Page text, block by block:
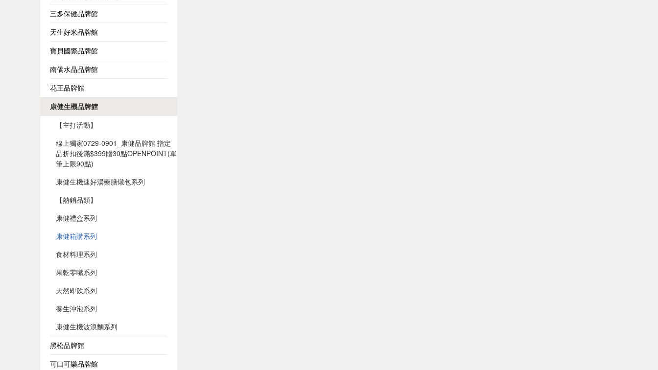
三多保健品牌館
天生好米品牌館
寶貝國際品牌館
南僑水晶品牌館
花王品牌館
康健生機品牌館
【主打活動】
線上獨家0729-0901_康健品牌館 指定
品折扣後滿$399贈30點OPENPOINT(單
筆上限90點)​
康健生機速好湯藥膳燉包系列
【熱銷品類】
康健禮盒系列
康健箱購系列
食材料理系列
果乾零嘴系列
天然即飲系列
養生沖泡系列
康健生機波浪麵系列
黑松品牌館
可口可樂品牌館